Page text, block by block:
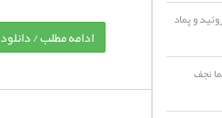
و پماد
نجف
ادامه مطلب / دانلود